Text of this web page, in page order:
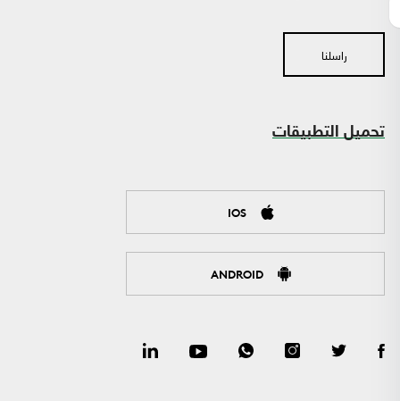
راسلنا
تحميل التطبيقات
IOS
ANDROID